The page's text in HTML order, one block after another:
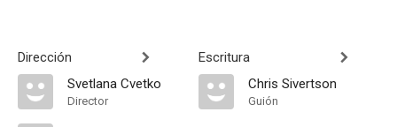
Dirección
Svetlana Cvetko
Director
Escritura
Chris Sivertson
Guión